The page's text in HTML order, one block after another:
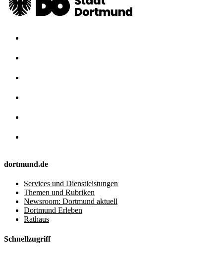
dortmund.de
Services und Dienstleistungen
Themen und Rubriken
Newsroom: Dortmund aktuell
Dortmund Erleben
Rathaus
Schnellzugriff